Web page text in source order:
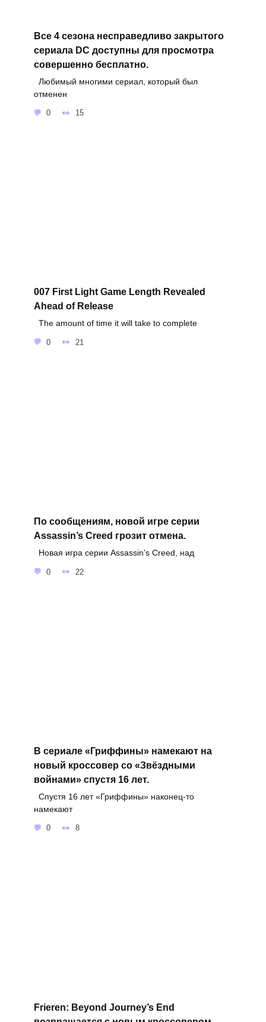
Все 4 сезона несправедливо закрытого
сериала DC доступны для просмотра
совершенно бесплатно.
Любимый многими сериал, который был
отменен
0 15
007 First Light Game Length Revealed
Ahead of Release
The amount of time it will take to complete
0 21
По сообщениям, новой игре серии
Assassin’s Creed грозит отмена.
Новая игра серии Assassin’s Creed, над
0 22
В сериале «Гриффины» намекают на
новый кроссовер со «Звёздными
войнами» спустя 16 лет.
Спустя 16 лет «Гриффины» наконец-то
намекают
0 8
Frieren: Beyond Journey’s End